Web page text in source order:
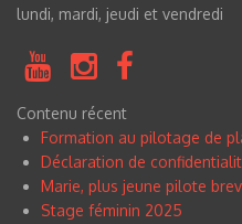
lundi, mardi, jeudi et vendredi
Contenu récent
Formation au pilotage de
Déclaration de
Marie, plus jeune pilote
Stage féminin 2025